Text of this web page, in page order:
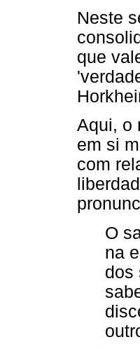
Neste
que
Aqui, o
em si
com
O
na
dos